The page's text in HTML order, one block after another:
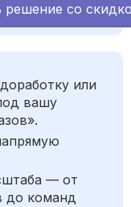
решение со
или
вашу
— от
до команд